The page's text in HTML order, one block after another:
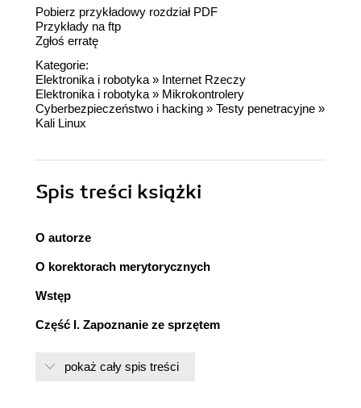
Pobierz przykładowy rozdział PDF
Przykłady na ftp
Zgłoś erratę
Kategorie:
Elektronika i robotyka » Internet Rzeczy
Elektronika i robotyka » Mikrokontrolery
Cyberbezpieczeństwo i hacking » Testy penetracyjne »
Kali Linux
Spis treści książki
O autorze
O korektorach merytorycznych
Wstęp
Część I. Zapoznanie ze sprzętem
pokaż cały spis treści